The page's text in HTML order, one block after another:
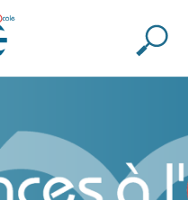
– Soutien à
scientifique